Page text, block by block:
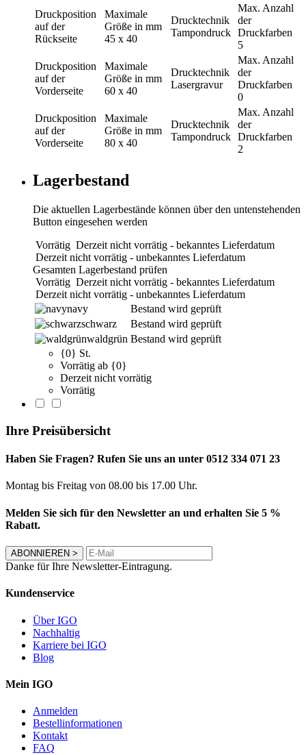
Druckposition
auf der
Rückseite
Maximale
Größe in mm
45 x 40
Drucktechnik
Tampondruck
Max. Anzahl
der
Druckfarben
5
Druckposition
auf der
Vorderseite
Maximale
Größe in mm
60 x 40
Drucktechnik
Lasergravur
Max. Anzahl
der
Druckfarben
0
Druckposition
auf der
Vorderseite
Maximale
Größe in mm
80 x 40
Drucktechnik
Tampondruck
Max. Anzahl
der
Druckfarben
2
Lagerbestand
Die aktuellen Lagerbestände können über den untenstehenden
Button eingesehen werden
Vorrätig Derzeit nicht vorrätig - bekanntes Lieferdatum
Derzeit nicht vorrätig - unbekanntes Lieferdatum
Gesamten Lagerbestand prüfen
Vorrätig Derzeit nicht vorrätig - bekanntes Lieferdatum
Derzeit nicht vorrätig - unbekanntes Lieferdatum
navy
Bestand wird geprüft
schwarz
Bestand wird geprüft
waldgrün Bestand wird geprüft
{0} St.
Vorrätig ab {0}
Derzeit nicht vorrätig
Vorrätig
Ihre Preisübersicht
Haben Sie Fragen? Rufen Sie uns an unter 0512 334 071 23
Montag bis Freitag von 08.00 bis 17.00 Uhr.
Melden Sie sich für den Newsletter an und erhalten Sie 5 %
Rabatt.
ABONNIEREN >
Danke für Ihre Newsletter-Eintragung.
Kundenservice
Über IGO
Nachhaltig
Karriere bei IGO
Blog
Mein IGO
Anmelden
Bestellinformationen
Kontakt
FAQ